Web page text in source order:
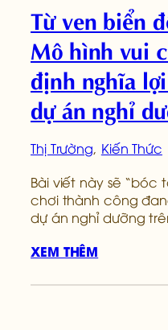
Từ ven biển
Mô hình vui
định nghĩa
dự án nghỉ
Thị Trường, Kiến Thức
Bài viết này sẽ “bóc
chơi thành công
dự án nghỉ dưỡng
XEM THÊM